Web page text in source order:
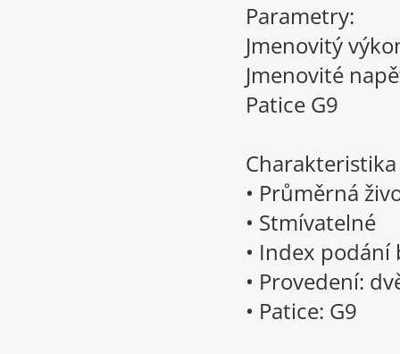
Parametry:
Jmenovitý
Jmenovité
Patice G9
• Průměrná
• Stmívatelné
• Index podání
• Provedení:
• Patice: G9